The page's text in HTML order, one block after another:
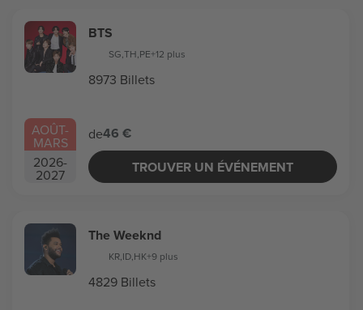
AOÛT-
MARS
2026-
2027
BTS
SG,TH,PE+12 plus
8973 Billets
de46 €
TROUVER UN ÉVÉNEMENT
The Weeknd
KR,ID,HK+9 plus
4829 Billets